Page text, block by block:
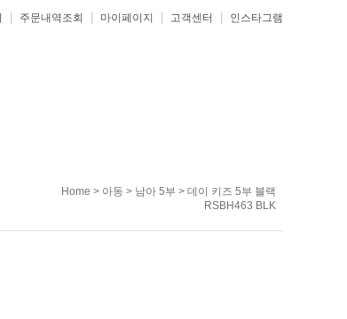
주문내역조회 마이페이지 고객센터 인스타그램
Home > 아동 > 남아 5부 > 데이 키즈 5부 블랙
RSBH463 BLK